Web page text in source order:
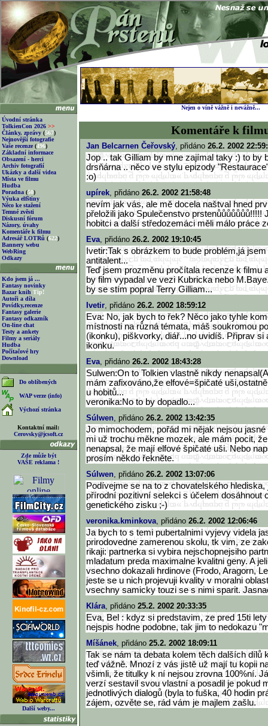
Úvodní stránka
TolkienCon 2026 >>
Články, zprávy (567)
Nejnovější fotografie
Vaše recenze (496)
Základní informace
Obsazení - herci
Archiv fotografií
Ukázky a další videa
Místa ve filmu
Hudba
Poradna (50)
Výuka elfštiny
Něco ke stažení
Temné zvěsti
Diskusní fórum
Názory, úvahy
Komentáře k filmu
Adresář LOTRů (622)
Bannery webu
WebRing
Odkazy
Kdo jsem já ...
Fantasy novinky
Bazar knih Tip!
Autoři a díla
Povídky,recenze
Fantasy galerie
Fantasy odkazník
On-line chat
Testy a ankety
Filmy a seriály
Hudba
Počítačové hry
Download
Do oblíbených
WAP verze (info)
Výchozí stránka
Kontaktní mail:
Cerovsky@jcsoft.cz
Zde může být
VAŠE reklama !
Další weby...
Nejen o víně vážně i nevážně...
Komentáře k
Jan Belcarnen Čeřovský, přidáno 26.2. 2002
Jop .. tak Gilliam by mne zajímal taky :) to by
drsňárna .. něco ve stylu epizody
:o)
upírek, přidáno 26.2. 2002 21:58:48
nevím jak vás, ale mě docela naštval hned
přeložili jako Spulečenstvo prstenůůůůůůů!!!!!
hobitci a další středozemáci měli málo práce
Eva, přidáno 26.2. 2002 19:10:45
Ivetir:Tak s obrázkem to bude problém,já
antitalent...
Teď jsem prozměnu pročítala recenze k filmu
by film vypadal ve vezi Kubricka nebo
by se stím popral Terry Gilliam...
Ivetir, přidáno 26.2. 2002 18:59:12
Eva: No, jak bych to řek? Něco jako tyhle
místnosti na různá témata, máš soukromou
(ikonku), piškvorky, diář...no uvidíš. Připrav si
ikonku.
Eva, přidáno 26.2. 2002 18:43:28
Sulwen:On to Tolkien vlastně nikdy
mám zafixováno,že elfové=špičaté
u hobitů...
veronika:No to by dopadlo...
Súlwen, přidáno 26.2. 2002 13:42:35
Jo mimochodem, pořád mi nějak nejsou
mi už trochu měkne mozek, ale mám pocit,
nenapsal, že mají elfové špičaté uši. Nebo
prosím někdo řekněte.
Súlwen, přidáno 26.2. 2002 13:07:06
Podívejme se na to z chovatelského hlediska,
přírodní pozitivní selekci s účelem dosáhnout
genetického zisku ;-)
veronika.kminkova, přidáno 26.2. 2002 12:06:46
Ja bych to s temi pubertalnimi vyjevy videla
prirodovedne zamerenou skolu, tk vim, ze
rikaji: partnerka si vybira nejschopnejsiho
mladatum preda maximalne kvalitni geny. A
vsechno dokazali hrdinove (Frodo, Aragorn,
jeste se u nich projevuji kvality v moralni
vsechny samicky touzi se s nimi sparit.
Klára, přidáno 25.2. 2002 20:33:35
Eva, Bel : kdyz si predstavim, ze pred 15ti
nejspis hodne podobne, tak jim to nedokazu
Míšánek, přidáno 25.2. 2002 18:09:11
Tak se nám ta debata kolem těch dalších dílů
teď vážně. Mnozí z vás jistě už mají tu kopii
všimli, že titulky k ní nejsou zrovna 100%ní.
verzí sestavil svou vlastní a posadil je pokud
jednotlivých dialogů (byla to fuška, 40 hodin
zájem, ozvěte se, rád vám je majlem zašlu.